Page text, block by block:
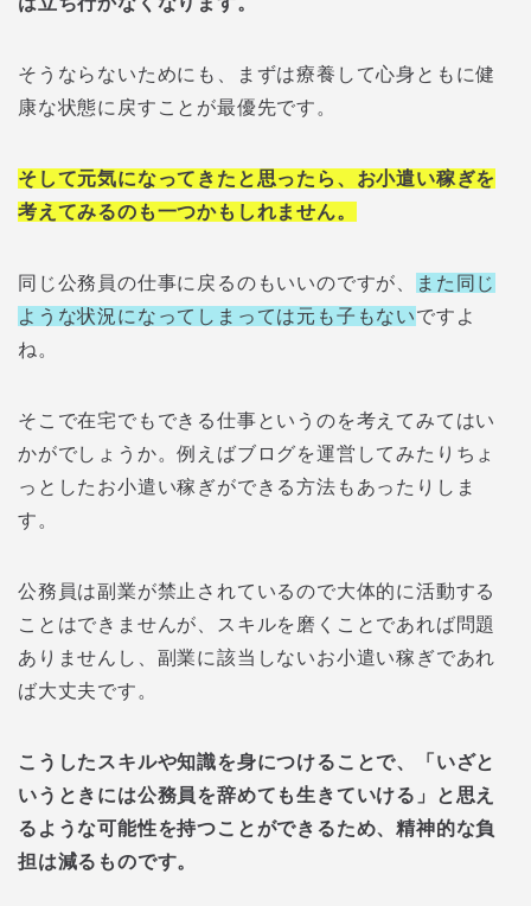
そうならないためにも、まずは療養して心身ともに健
康な状態に戻すことが最優先です。
そして元気になってきたと思ったら、お小遣い稼ぎを
考えてみるのも一つかもしれません。
同じ公務員の仕事に戻るのもいいのですが、
また同じ
ような状況になってしまっては元も子もないですよ
ね。
そこで在宅でもできる仕事というのを考えてみてはい
かがでしょうか。例えばブログを運営してみたりちょ
っとしたお小遣い稼ぎができる方法もあったりしま
す。
公務員は副業が禁止されているので大体的に活動する
ことはできませんが、スキルを磨くことであれば問題
ありませんし、副業に該当しないお小遣い稼ぎであれ
ば大丈夫です。
こうしたスキルや知識を身につけることで、「いざと
いうときには公務員を辞めても生きていける」と思え
るような可能性を持つことができるため、精神的な負
担は減るものです。